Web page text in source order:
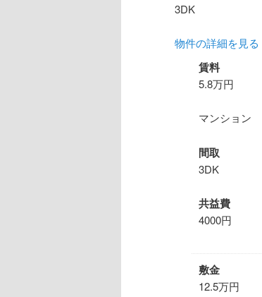
3DK
物件の詳細を見る
賃料
5.8万円
マンション
間取
3DK
共益費
4000円
敷金
12.5万円